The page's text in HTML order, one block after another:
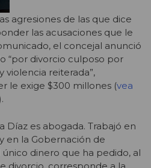
agresiones de las que dice
las acusaciones que le
el concejal anunció
“por divorcio culposo por
violencia reiterada”,
le exige $300 millones (vea
Díaz es abogada. Trabajó en
en la Gobernación de
dinero que ha pedido, al